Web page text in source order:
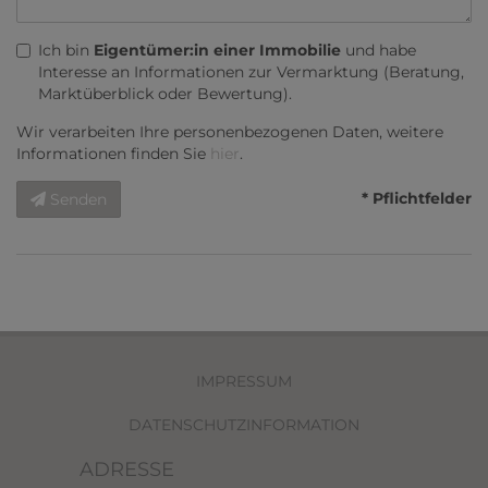
Ich bin Eigentümer:in einer Immobilie und habe
Interesse an Informationen zur Vermarktung (Beratung,
Marktüberblick oder Bewertung).
Wir verarbeiten Ihre personenbezogenen Daten, weitere
Informationen finden Sie hier.
Senden * Pflichtfelder
IMPRESSUM
DATENSCHUTZINFORMATION
ADRESSE